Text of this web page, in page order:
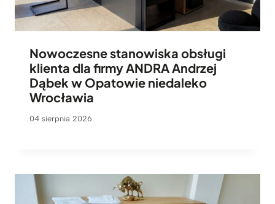
Nowoczesne stanowiska obsługi
klienta dla firmy ANDRA Andrzej
Dąbek w Opatowie niedaleko
Wrocławia
04 sierpnia 2026